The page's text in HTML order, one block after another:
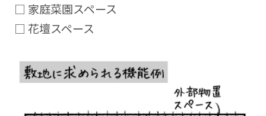
□ 家庭菜園スペース
□ 花壇スペース